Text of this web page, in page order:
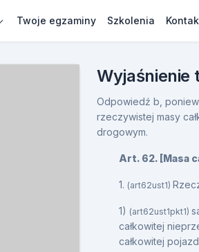
Twoje egzaminy Szkolenia
Wyjaśnienie
Odpowiedź b,
rzeczywistej masy
drogowym.
Art. 62. [Masa
1. (art62ust1)
1) (art62ust1pkt1)
całkowitej
całkowitej